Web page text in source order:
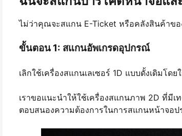
ไม่ว่าคุณจะสแกน E-Ticket หรือคลังสินค้า
ขั้นตอน 1: สแกนอัพเกรดอุปกรณ์
เลิกใช้เครื่องสแกนเลเซอร์ 1D แบบดั้งเดิมโ
เราขอแนะนำให้ใช้เครื่องสแกนภาพ 2D ที่มี
ตอบสนองความต้องการในการสแกนหน้าจอป